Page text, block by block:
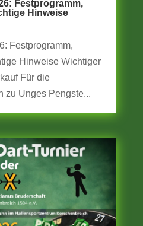
Festprogramm,
Hinweise
Festprogramm,
Hinweise Wichtiger
Für die
zu Unges Pengste...